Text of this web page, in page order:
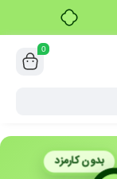
0
بدون کارمزد